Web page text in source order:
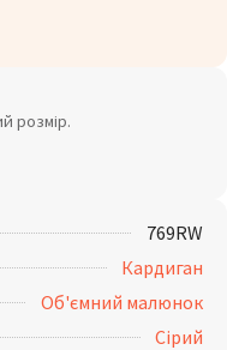
розмір.
769RW
Кардиган
Об'ємний малюнок
Сірий